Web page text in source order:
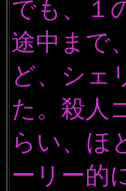
でも、１
途中まで
ど、シェ
た。殺人
らい、ほ
ーリー的